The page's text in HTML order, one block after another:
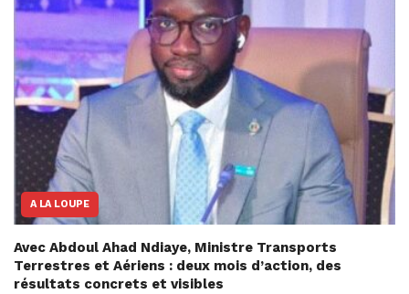
A LA LOUPE
Avec Abdoul Ahad Ndiaye, Ministre Transports
Terrestres et Aériens : deux mois d’action, des
résultats concrets et visibles